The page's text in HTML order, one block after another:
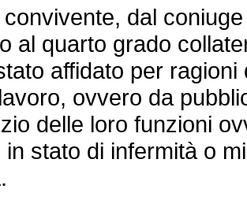
dal
al quarto grado
affidato per
ovvero da
delle loro funzioni
in stato di infermità o